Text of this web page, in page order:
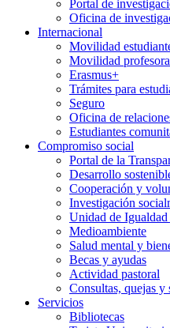
Portal de
Oficina de
Internacional
Movilidad
Movilidad
Erasmus+
Trámites para
Seguro
Oficina de
Estudiantes
Compromiso social
Portal de la
Desarrollo
Cooperación y
Investigación
Unidad de
Medioambiente
Salud mental y
Becas y ayudas
Actividad pastoral
Consultas, quejas y
Servicios
Bibliotecas